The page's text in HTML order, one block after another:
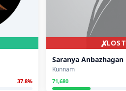
37.8%
✗LOST
Saranya Anbazhagan
Kunnam
71,680